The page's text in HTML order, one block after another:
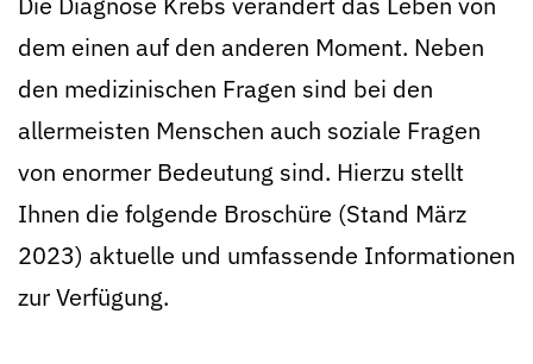
dem einen auf den anderen Moment. Neben
den medizinischen Fragen sind bei den
allermeisten Menschen auch soziale Fragen
von enormer Bedeutung sind. Hierzu stellt
Ihnen die folgende Broschüre (Stand März
2023) aktuelle und umfassende Informationen
zur Verfügung.